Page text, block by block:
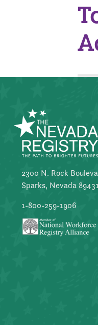
2300 N. Rock
Sparks, Nevada
1-800-259-1906